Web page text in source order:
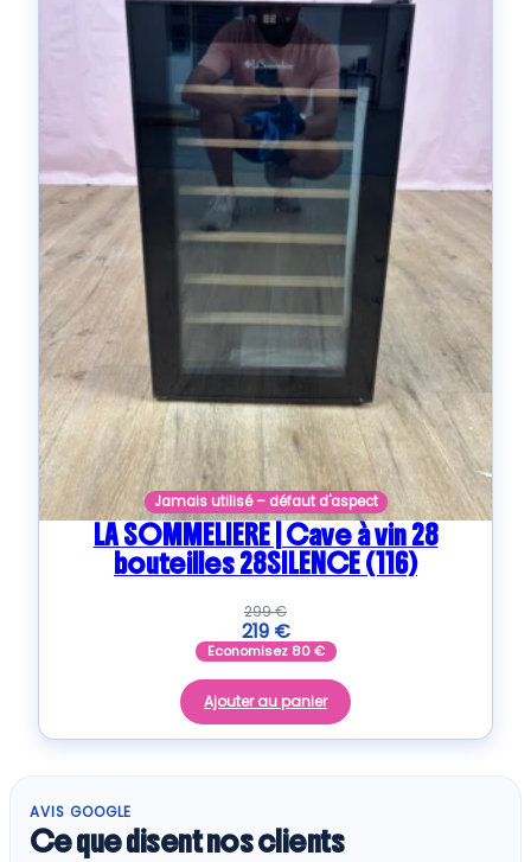
Jamais utilisé – défaut d'aspect
LA SOMMELIERE | Cave à vin 28
bouteilles 28SILENCE (116)
299€
219 €
Economisez 80€
Ajouter au panier
AVIS GOOGLE
Ce que disent nos clients